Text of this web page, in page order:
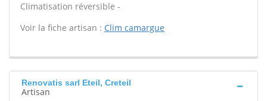
Climatisation réversible -
Voir la fiche artisan : Clim camargue
Renovatis sarl Eteil, Creteil
Artisan